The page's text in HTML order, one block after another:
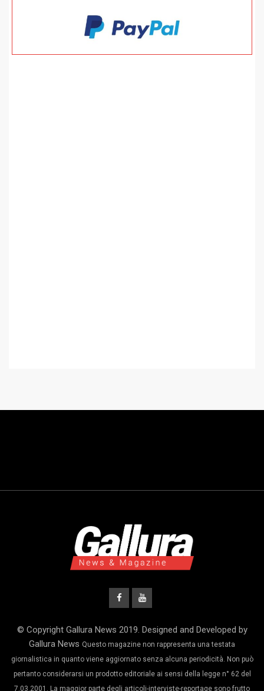
© Copyright Gallura News 2019. Designed and Developed by
Gallura News Questo magazine non rappresenta una testata
giornalistica in quanto viene aggiornato senza alcuna periodicità. Non può
pertanto considerarsi un prodotto editoriale ai sensi della legge n° 62 del
7.03.2001. La maggior parte degli articoli-interviste-reportage sono frutto